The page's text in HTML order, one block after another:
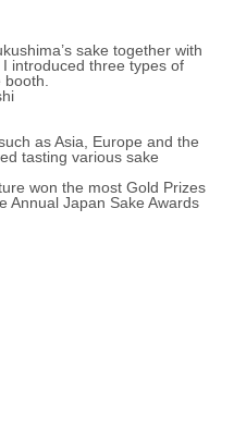
sake together with
introduced three types of
as Asia, Europe and the
tasting various sake
won the most Gold Prizes
Annual Japan Sake Awards